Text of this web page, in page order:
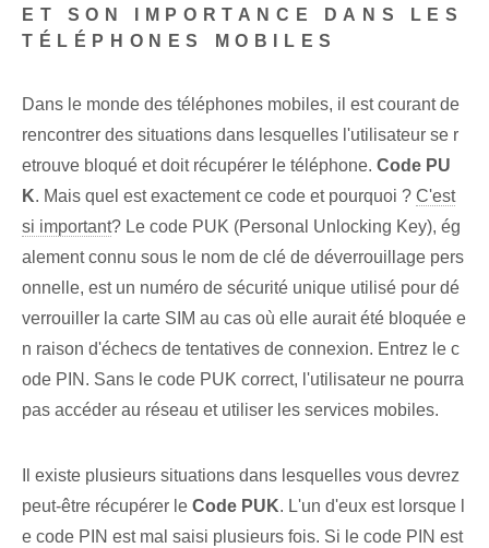
ET SON IMPORTANCE DANS LES
TÉLÉPHONES MOBILES
Dans le monde des téléphones mobiles, il est courant de
rencontrer des situations dans lesquelles l'utilisateur se r
etrouve bloqué et doit récupérer le téléphone. Code PU
K. Mais quel est exactement ce code et pourquoi ? C'est
si important? Le code PUK (Personal Unlocking Key), ég
alement connu sous le nom de clé de déverrouillage pers
onnelle, est un numéro de sécurité unique utilisé pour dé
verrouiller la carte SIM au cas où elle aurait été bloquée e
n raison d'échecs de tentatives de connexion. Entrez le c
ode PIN. Sans le code PUK correct, l'utilisateur ne pourra
pas accéder au réseau et utiliser les services mobiles.
Il existe plusieurs situations dans lesquelles vous devrez
peut-être récupérer le Code PUK. L'un d'eux est lorsque l
e code PIN est mal saisi plusieurs fois. Si le code PIN est